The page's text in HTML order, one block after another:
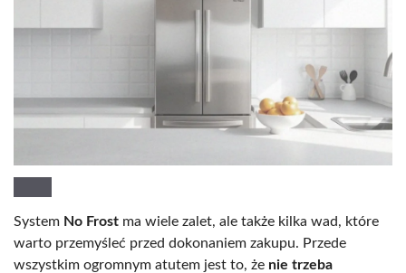
System No Frost ma wiele zalet, ale także kilka wad, które
warto przemyśleć przed dokonaniem zakupu. Przede
wszystkim ogromnym atutem jest to, że nie trzeba